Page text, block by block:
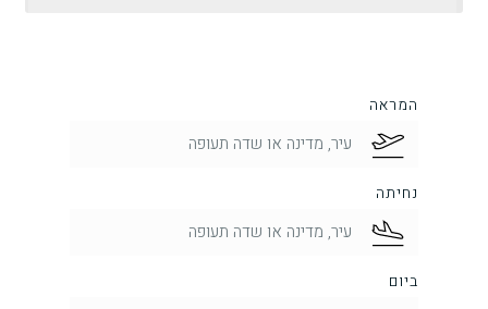
המראה
נחיתה
ביום